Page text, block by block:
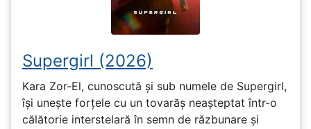
Supergirl (2026)
Kara Zor-El, cunoscută și sub numele de Supergirl,
își unește forțele cu un tovarăș neașteptat într-o
călătorie interstelară în semn de răzbunare și